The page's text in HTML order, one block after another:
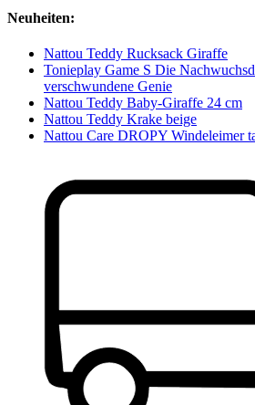
Neuheiten:
Nattou Teddy Rucksack Giraffe
Tonieplay Game S Die
verschwundene Genie
Nattou Teddy Baby-Giraffe 24 cm
Nattou Teddy Krake beige
Nattou Care DROPY Windeleimer